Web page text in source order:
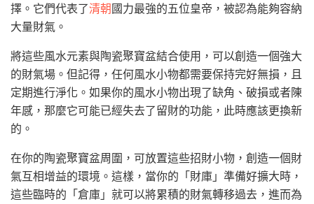
擇。它們代表了清朝國力最強的五位皇帝，被認為能夠容納
大量財氣。
將這些風水元素與陶瓷聚寶盆結合使用，可以創造一個強大
的財氣場。但記得，任何風水小物都需要保持完好無損，且
定期進行淨化。如果你的風水小物出現了缺角、破損或者陳
年感，那麼它可能已經失去了留財的功能，此時應該更換新
的。
在你的陶瓷聚寶盆周圍，可放置這些招財小物，創造一個財
氣互相增益的環境。這樣，當你的「財庫」準備好擴大時，
這些臨時的「倉庫」就可以將累積的財氣轉移過去，進而為